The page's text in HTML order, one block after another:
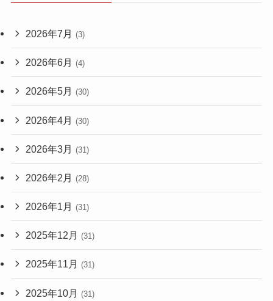
2026年7月 (3)
2026年6月 (4)
2026年5月 (30)
2026年4月 (30)
2026年3月 (31)
2026年2月 (28)
2026年1月 (31)
2025年12月 (31)
2025年11月 (31)
2025年10月 (31)